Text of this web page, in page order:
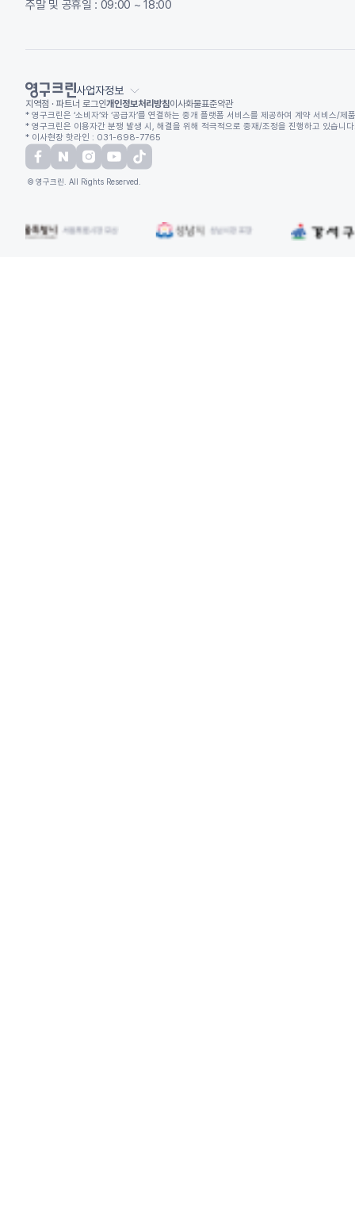
주말 및 공휴일 : 09:00 ~ 18:00
사업자정보
지역점 · 파트너 로그인개인정보처리방침이사화물표준약관
* 영구크린은 ‘소비자’와 ‘공급자’를 연결하는 중개 플랫폼 서비스를 제공하여 계약 서비스/
* 영구크린은 이용자간 분쟁 발생 시, 해결을 위해 적극적으로 중재/조정을 진행하고 있습
* 이사현장 핫라인 : 031-698-7765
© 영구크린. All Rights Reserved.